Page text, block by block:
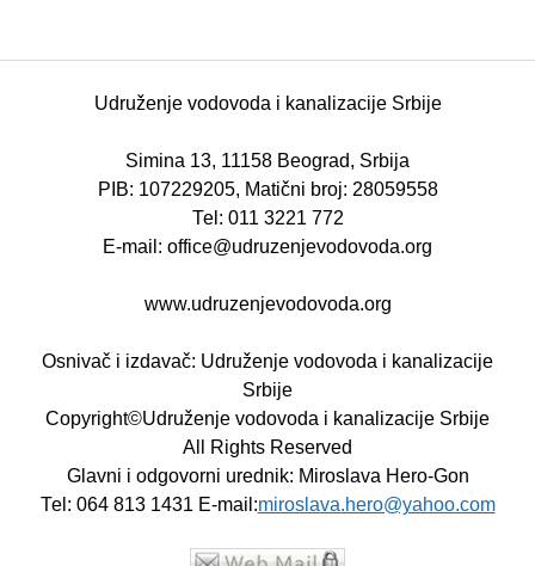
Udruženje vodovoda i kanalizacije Srbije
Simina 13, 11158 Beograd, Srbija
PIB: 107229205, Matični broj: 28059558
Теl: 011 3221 772
E-mail: office@udruzenjevodovoda.org
www.udruzenjevodovoda.org
Osnivač i izdavač: Udruženje vodovoda i kanalizacije
Srbije
Copyright©Udruženje vodovoda i kanalizacije Srbije
All Rights Reserved
Glavni i odgovorni urednik: Miroslava Hero-Gon
Теl: 064 813 1431 E-mail:miroslava.hero@yahoo.com